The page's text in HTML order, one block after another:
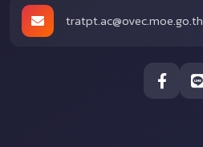
tratpt.ac@ovec.moe.go.th